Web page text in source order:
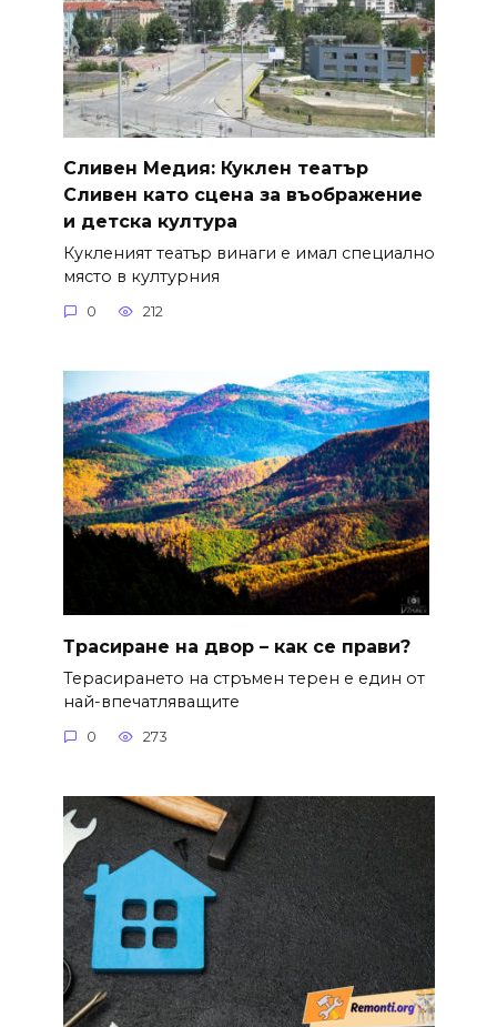
Сливен Медия: Куклен театър
Сливен като сцена за въображение
и детска култура
Кукленият театър винаги е имал специално
място в културния
0 212
Трасиране на двор – как се прави?
Терасирането на стръмен терен е един от
най-впечатляващите
0 273